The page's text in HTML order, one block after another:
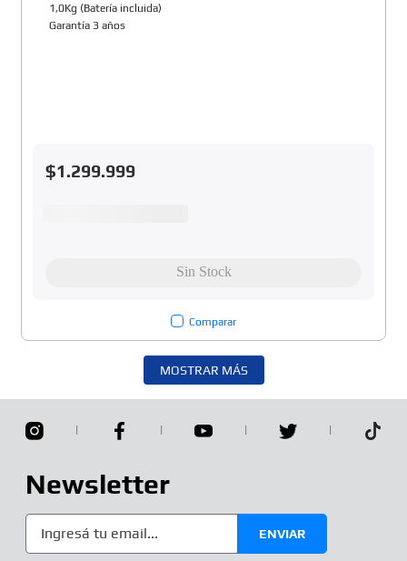
1,0Kg (Batería incluida)
Garantía 3 años
$1.299.999
Comparar
MOSTRAR MÁS
Newsletter
ENVIAR